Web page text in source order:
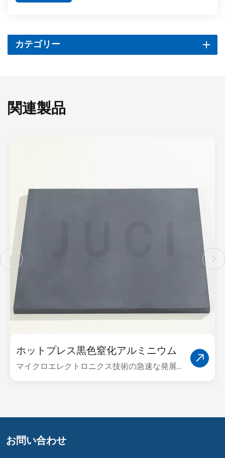
カテゴリー
関連製品
ホットプレス黒色窒化アルミニウム
(ALN) セラミック
マイクロエレクトロニクス技術の急速な発展
デバイスの要求はますます高くなっていま
ック基板では、最高の熱伝導率はわずか
お問い合わせ